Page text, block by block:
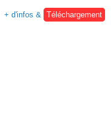
+ d'infos &
Téléchargement